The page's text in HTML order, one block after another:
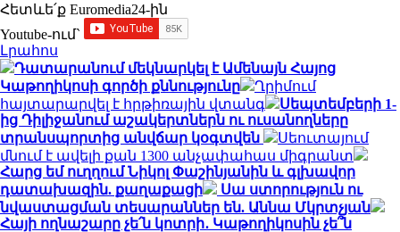
Հետևե՛ք Euromedia24-ին
Youtube-ում`
Լրահոս
Դատարանում մեկնարկել է Ամենայն Հայոց
Կաթողիկոսի գործի քննությունը
Ղրիմում
հայտարարվել է հրթիռային վտանգ
Սեպտեմբերի 1-
ից Դիլիջանում աշակերտներն ու ուսանողները
տրանսպորտից անվճար կօգտվեն
Սեուտայում
մնում է ավելի քան 1300 անչափահաս միգրանտ
Հարց եմ ուղղում Նիկոլ Փաշինյանին և գլխավոր
դատախազին. քաղաքացի
Սա ստորություն ու
նվաստացման տեսարաններ են. Աննա Մկրտչյան
Հայի ողնաշարը չե՛ն կոտրի․ Կաթողիկոսին չե՞ն